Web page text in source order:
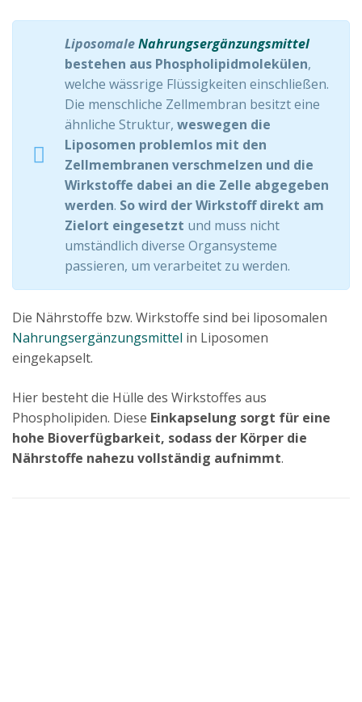
LiposomaleNahrungsergänzungsmittel
bestehen aus Phospholipidmolekülen,
welche wässrige Flüssigkeiten einschließen.
Die menschliche Zellmembran besitzt eine
ähnliche Struktur, weswegen die
Liposomen problemlos mit den
Zellmembranen verschmelzen und die
Wirkstoffe dabei an die Zelle abgegeben
werden. So wird der Wirkstoff direkt am
Zielort eingesetzt und muss nicht
umständlich diverse Organsysteme
passieren, um verarbeitet zu werden.
Die Nährstoffe bzw. Wirkstoffe sind bei liposomalen
Nahrungsergänzungsmittel in Liposomen
eingekapselt.
Hier besteht die Hülle des Wirkstoffes aus
Phospholipiden. Diese Einkapselung sorgt für eine
hohe Bioverfügbarkeit, sodass der Körper die
Nährstoffe nahezu vollständig aufnimmt.